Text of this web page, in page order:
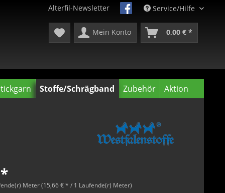
Service/Hilfe
Alterfil-Newsletter
Mein Konto 0,00 € *
Stoffe/Schrägband Zubehör Aktion
Meter (15,66 € * / 1 Laufende(r) Meter)